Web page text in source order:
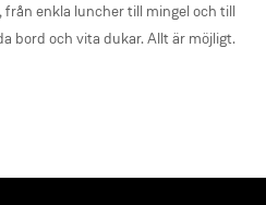
från enkla luncher till mingel och till
bord och vita dukar. Allt är möjligt.